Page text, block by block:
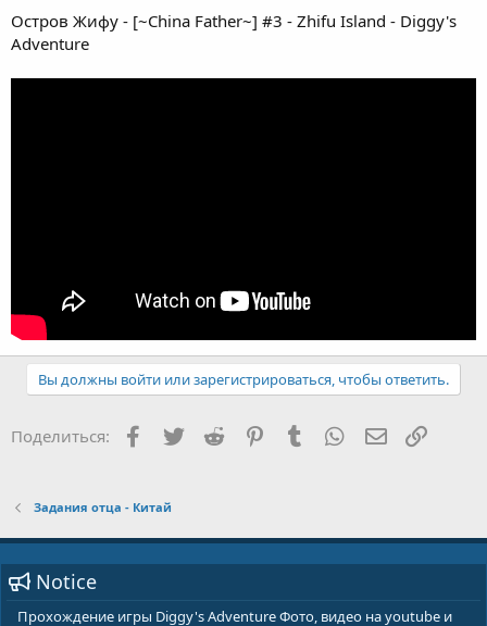
я
Остров Жифу - [~China Father~] #3 - Zhifu Island - Diggy's
Adventure
Вы должны войти или зарегистрироваться, чтобы ответить.
Поделиться: Facebook
Twitter Reddit PinterestTumblr WhatsApp
E-mail
Задания отца - Китай
Notice
Прохождение игры Diggy's Adventure Фото, видео на youtube и